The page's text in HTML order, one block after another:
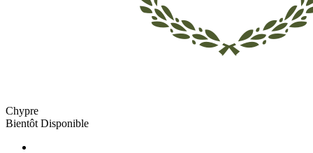
Chypre
Bientôt Disponible